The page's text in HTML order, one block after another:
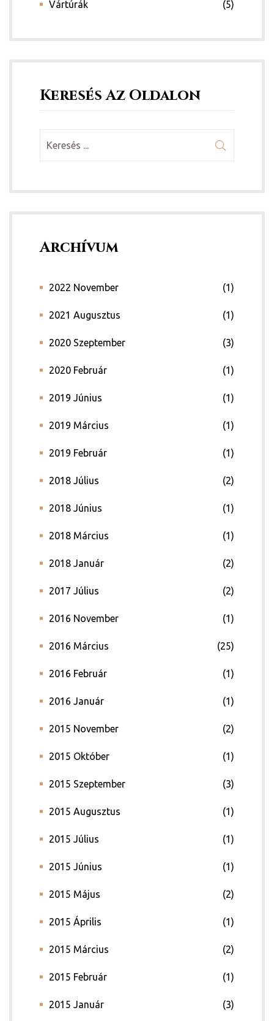
Vártúrák (5)
Keresés Az Oldalon
Archívum
2022 November (1)
2021 Augusztus (1)
2020 Szeptember (3)
2020 Február (1)
2019 Június (1)
2019 Március (1)
2019 Február (1)
2018 Július (2)
2018 Június (1)
2018 Március (1)
2018 Január (2)
2017 Július (2)
2016 November (1)
2016 Március (25)
2016 Február (1)
2016 Január (1)
2015 November (2)
2015 Október (1)
2015 Szeptember (3)
2015 Augusztus (1)
2015 Július (1)
2015 Június (1)
2015 Május (2)
2015 Április (1)
2015 Március (2)
2015 Február (1)
2015 Január (3)